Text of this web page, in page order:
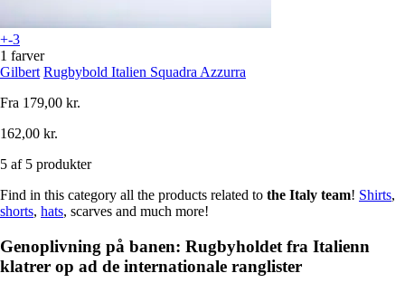
+-3
1 farver
Gilbert Rugbybold Italien Squadra Azzurra
Fra 179,00 kr.
162,00 kr.
5 af 5 produkter
Find in this category all the products related to the Italy team! Shirts,
shorts, hats, scarves and much more!
Genoplivning på banen: Rugbyholdet fra Italienn
klatrer op ad de internationale ranglister